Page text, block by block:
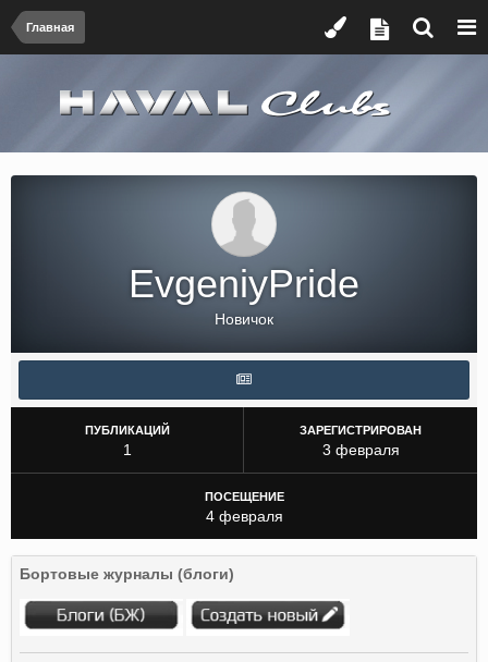
Главная
EvgeniyPride
Новичок
ПУБЛИКАЦИЙ
1
ЗАРЕГИСТРИРОВАН
3 февраля
ПОСЕЩЕНИЕ
4 февраля
Бортовые журналы (блоги)